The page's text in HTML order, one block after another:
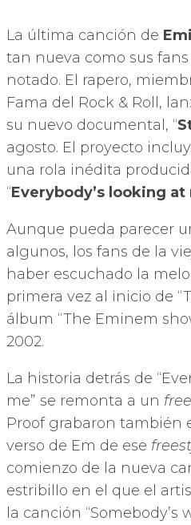
La última canción de
tan nueva como sus
notado. El rapero,
Fama del Rock & Roll,
su nuevo documental, “
agosto. El proyecto
una rola inédita
“Everybody’s looking at
Aunque pueda parecer
algunos, los fans de la
haber escuchado la
primera vez al inicio de
álbum “The Eminem
2002.
La historia detrás de
me” se remonta a un
Proof grabaron también
verso de Em de ese
comienzo de la nueva
estribillo en el que el
la canción “Somebody’s